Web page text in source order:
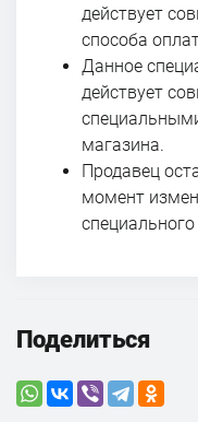
действует
способа
Данное
действует
магазина.
Продавец
момент
Поделиться